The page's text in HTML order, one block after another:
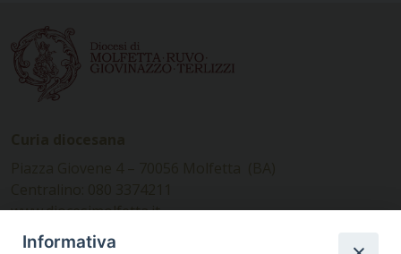
www.diocesimolfetta.it –
diocesimolfetta@pec.chiesacattolica.it
Informativa